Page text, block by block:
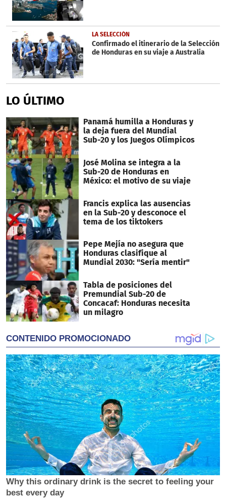
LA SELECCIÓN
Confirmado el itinerario de la Selección
de Honduras en su viaje a Australia
LO ÚLTIMO
Panamá humilla a Honduras y
la deja fuera del Mundial
Sub-20 y los Juegos Olímpicos
José Molina se integra a la
Sub-20 de Honduras en
México: el motivo de su viaje
Francis explica las ausencias
en la Sub-20 y desconoce el
tema de los tiktokers
Pepe Mejía no asegura que
Honduras clasifique al
Mundial 2030: "Sería mentir"
Tabla de posiciones del
Premundial Sub-20 de
Concacaf: Honduras necesita
un milagro